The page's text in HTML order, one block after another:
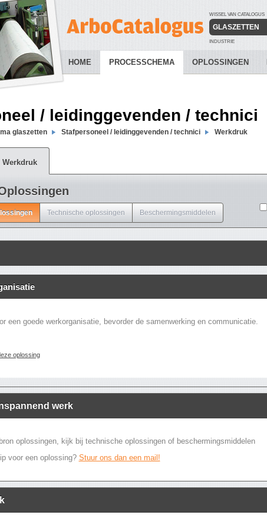
WISSEL VAN CATALOGUS
GLASZETTEN
INDUSTRIE
HOME PROCESSCHEMA OPLOSSINGEN
/ leidinggevenden / technici
glaszetten Stafpersoneel / leidinggevenden / technici Werkdruk
Werkdruk
Technische oplossingen Beschermingsmiddelen
een goede werkorganisatie, bevorder de samenwerking en communicatie.
oplossing
werk
oplossingen, kijk bij technische oplossingen of beschermingsmiddelen
voor een oplossing? Stuur ons dan een mail!